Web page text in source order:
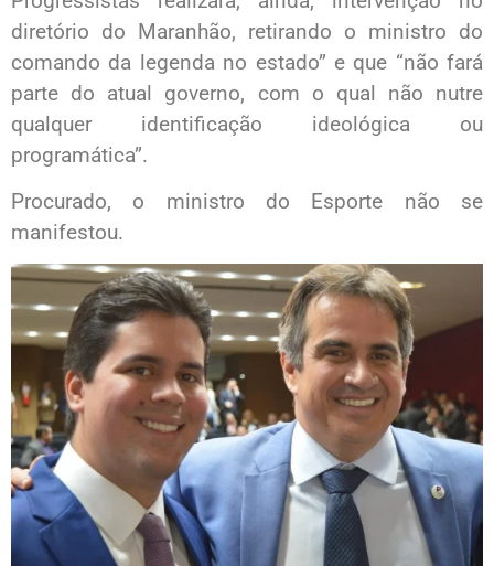
diretório do Maranhão, retirando o ministro do
comando da legenda no estado” e que “não fará
parte do atual governo, com o qual não nutre
qualquer identificação ideológica ou
programática”.
Procurado, o ministro do Esporte não se
manifestou.